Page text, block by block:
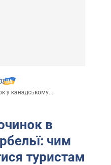
у канадському...
в
чим
туристам